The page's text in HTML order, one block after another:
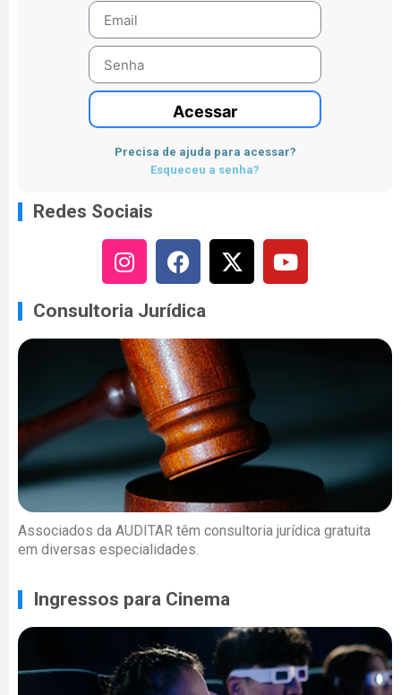
Acessar
Precisa de ajuda para acessar?
Esqueceu a senha?
Redes Sociais
Consultoria Jurídica
Associados da AUDITAR têm consultoria jurídica gratuita
em diversas especialidades.
Ingressos para Cinema